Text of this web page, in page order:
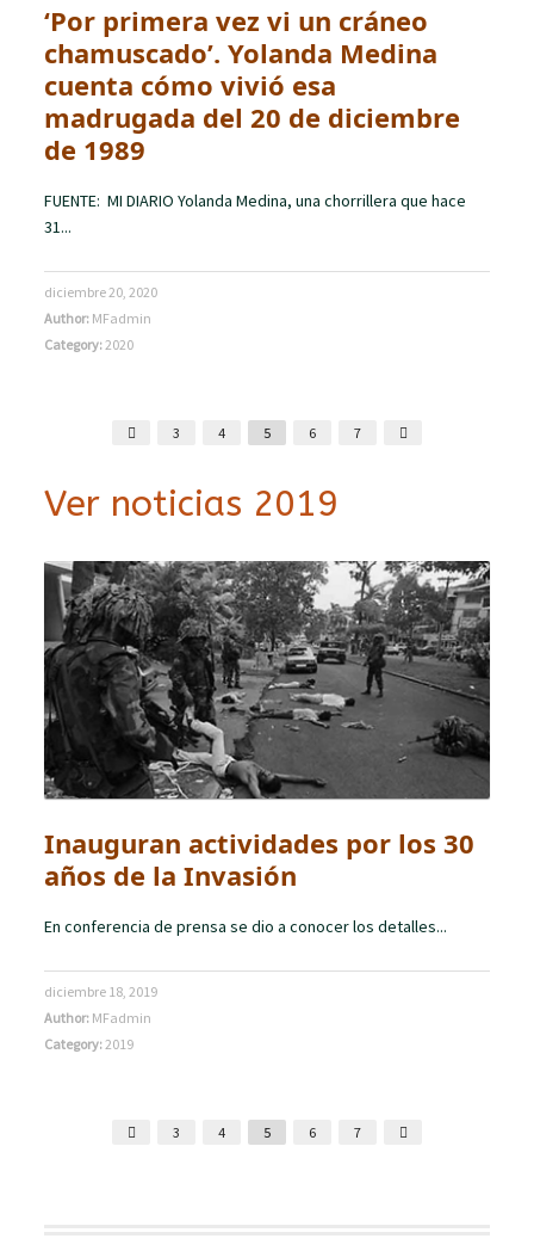
‘Por primera vez vi un cráneo
chamuscado’. Yolanda Medina
cuenta cómo vivió esa
madrugada del 20 de diciembre
de 1989
FUENTE: MI DIARIO Yolanda Medina, una chorrillera que hace
31...
diciembre 20, 2020
Author: MFadmin
Category:2020
3 4 5 6 7
Ver noticias 2019
Inauguran actividades por los 30
años de la Invasión
En conferencia de prensa se dio a conocer los detalles...
diciembre 18, 2019
Author: MFadmin
Category:2019
3 4 5 6 7